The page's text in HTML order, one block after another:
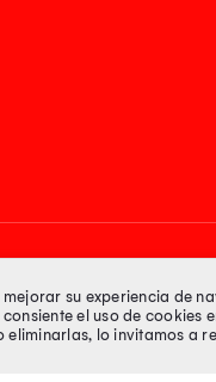
Medios
su experiencia de
consiente el uso de
eliminarlas, lo invitamos a